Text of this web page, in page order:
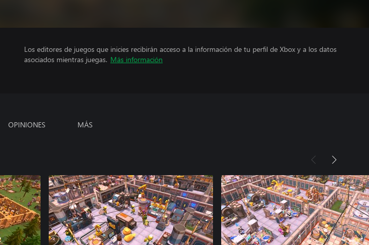
Los editores de juegos que inicies recibirán acceso a la información de tu perfil de Xbox y a los datos
asociados mientras juegas. Más información
OPINIONES MÁS